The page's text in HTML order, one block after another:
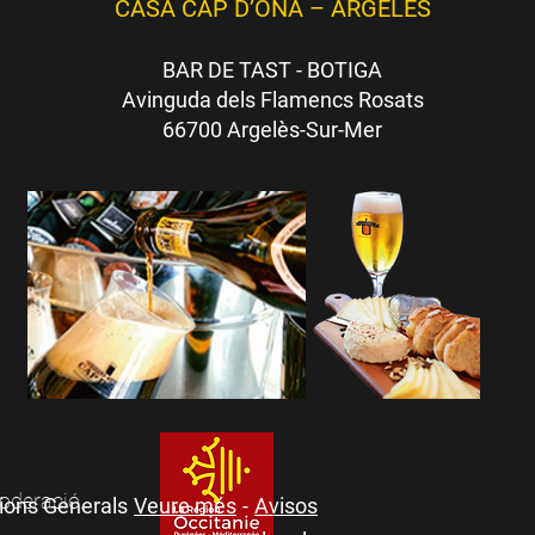
CASA CAP D’ONA – ARGELÈS
BAR DE TAST - BOTIGA
Avinguda dels Flamencs Rosats
66700 Argelès-Sur-Mer
Generals Veure més - Avisos